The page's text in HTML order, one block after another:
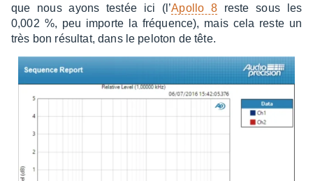
que nous ayons testée ici (l’Apollo 8 reste sous les
0,002 %, peu importe la fréquence), mais cela reste un
très bon résul­tat, dans le pelo­ton de tête.